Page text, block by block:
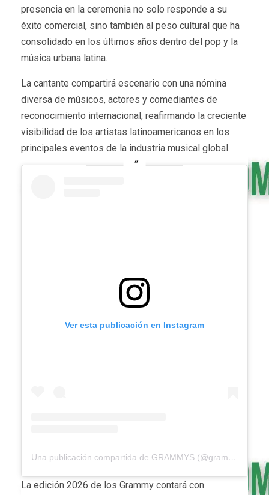
presencia en la ceremonia no solo responde a su
éxito comercial, sino también al peso cultural que ha
consolidado en los últimos años dentro del pop y la
música urbana latina.
La cantante compartirá escenario con una nómina
diversa de músicos, actores y comediantes de
reconocimiento internacional, reafirmando la creciente
visibilidad de los artistas latinoamericanos en los
principales eventos de la industria musical global.
Ver esta publicación en Instagram
Una publicación compartida de GRAMMYS (@grammys)
La edición 2026 de los Grammy contará con